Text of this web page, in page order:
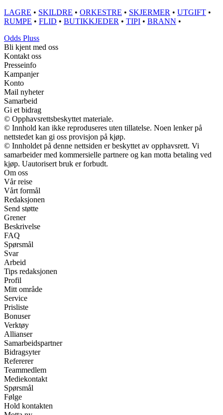
LAGRE • SKILDRE • ORKESTRE • SKJERMER • UTGIFT •
RUMPE • FLID • BUTIKKJEDER • TIPI • BRANN •
Odds Pluss
Bli kjent med oss
Kontakt oss
Presseinfo
Kampanjer
Konto
Mail nyheter
Samarbeid
Gi et bidrag
© Opphavsrettsbeskyttet materiale.
© Innhold kan ikke reproduseres uten tillatelse. Noen lenker på
nettstedet kan gi oss provisjon på kjøp.
© Innholdet på denne nettsiden er beskyttet av opphavsrett. Vi
samarbeider med kommersielle partnere og kan motta betaling ved
kjøp. Uautorisert bruk er forbudt.
Om oss
Vår reise
Vårt formål
Redaksjonen
Send støtte
Grener
Beskrivelse
FAQ
Spørsmål
Svar
Arbeid
Tips redaksjonen
Profil
Mitt område
Service
Prisliste
Bonuser
Verktøy
Allianser
Samarbeidspartner
Bidragsyter
Refererer
Teammedlem
Mediekontakt
Spørsmål
Følge
Hold kontakten